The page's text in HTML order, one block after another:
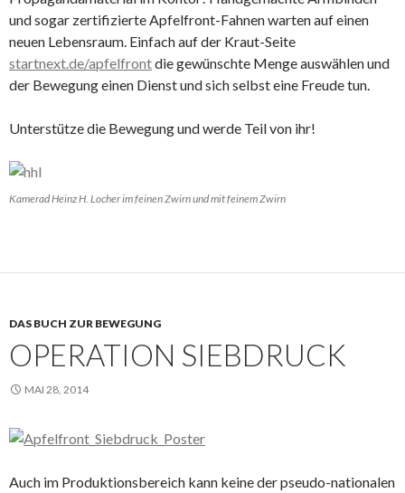
und sogar zertifizierte Apfelfront-Fahnen warten auf einen
neuen Lebensraum. Einfach auf der Kraut-Seite
startnext.de/apfelfrontdie gewünschte Menge auswählen und
der Bewegung einen Dienst und sich selbst eine Freude tun.
Unterstütze die Bewegung und werde Teil von ihr!
Kamerad Heinz H. Locher im feinen Zwirn und mit feinem Zwirn
DAS BUCH ZUR BEWEGUNG
OPERATION SIEBDRUCK
MAI 28, 2014
Auch im Produktionsbereich kann keine der pseudo-nationalen